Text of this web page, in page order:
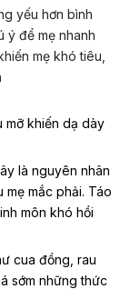
yếu hơn bình
ý để mẹ nhanh
mẹ khó tiêu,
mỡ khiến dạ dày
là nguyên nhân
mẹ mắc phải. Táo
môn khó hồi
cua đồng, rau
sớm những thức